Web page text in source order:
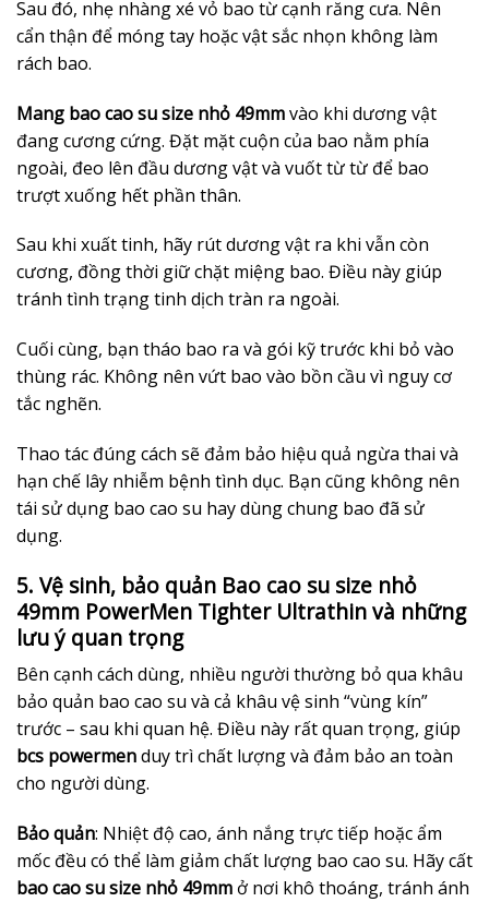
Sau đó, nhẹ nhàng xé vỏ bao từ cạnh răng cưa. Nên
cẩn thận để móng tay hoặc vật sắc nhọn không làm
rách bao.
Mang bao cao su size nhỏ 49mmvào khi dương vật
đang cương cứng. Đặt mặt cuộn của bao nằm phía
ngoài, đeo lên đầu dương vật và vuốt từ từ để bao
trượt xuống hết phần thân.
Sau khi xuất tinh, hãy rút dương vật ra khi vẫn còn
cương, đồng thời giữ chặt miệng bao. Điều này giúp
tránh tình trạng tinh dịch tràn ra ngoài.
Cuối cùng, bạn tháo bao ra và gói kỹ trước khi bỏ vào
thùng rác. Không nên vứt bao vào bồn cầu vì nguy cơ
tắc nghẽn.
Thao tác đúng cách sẽ đảm bảo hiệu quả ngừa thai và
hạn chế lây nhiễm bệnh tình dục. Bạn cũng không nên
tái sử dụng bao cao su hay dùng chung bao đã sử
dụng.
5. Vệ sinh, bảo quản Bao cao su size nhỏ
49mm PowerMen Tighter Ultrathin và những
lưu ý quan trọng
Bên cạnh cách dùng, nhiều người thường bỏ qua khâu
bảo quản bao cao su và cả khâu vệ sinh “vùng kín”
trước – sau khi quan hệ. Điều này rất quan trọng, giúp
bcs powermenduy trì chất lượng và đảm bảo an toàn
cho người dùng.
Bảo quản: Nhiệt độ cao, ánh nắng trực tiếp hoặc ẩm
mốc đều có thể làm giảm chất lượng bao cao su. Hãy cất
bao cao su size nhỏ 49mm ở nơi khô thoáng, tránh ánh